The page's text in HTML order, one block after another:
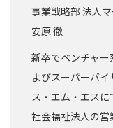
事業戦略部 法人
安原 徹
新卒でベンチャ
よびスーパーバ
ス・エム・エスに
社会福祉法人の